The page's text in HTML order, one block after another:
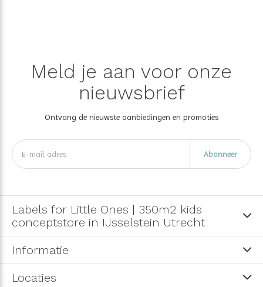
Meld je aan voor onze
nieuwsbrief
Ontvang de nieuwste aanbiedingen en promoties
Abonneer
Labels for Little Ones | 350m2 kids
conceptstore in IJsselstein Utrecht
Informatie
Locaties